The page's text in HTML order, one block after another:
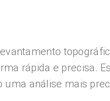
rápida e precisa.
análise mais